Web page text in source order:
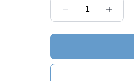
1